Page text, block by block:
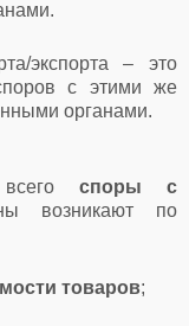
экспорта – это
с этими же
органами.
споры с
возникают по
товаров;